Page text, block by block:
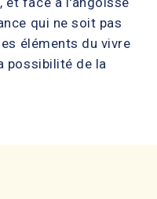
qui ne soit pas
éléments du vivre
possibilité de la